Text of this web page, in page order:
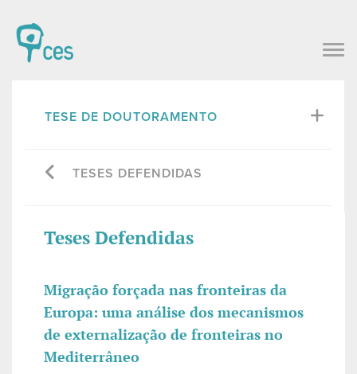
TESE DE DOUTORAMENTO
TESES DEFENDIDAS
Teses Defendidas
Migração forçada nas fronteiras da
Europa: uma análise dos mecanismos
de externalização de fronteiras no
Mediterrâneo